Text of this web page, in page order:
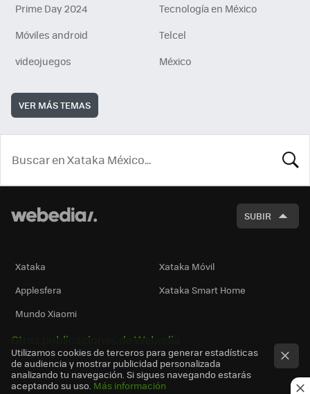
Prime Day 2024
Tecnología en México
Móviles android
Telcel
videojuegos
México
VER MÁS TEMAS
SUBIR
Xataka
Xataka Móvil
Applesfera
Xataka Smart Home
Mundo Xiaomi
Otras publicaciones de Webedia
Utilizamos cookies de terceros para generar estadísticas
de audiencia y mostrar publicidad personalizada
analizando tu navegación. Si sigues navegando estarás
aceptando su uso. Más información